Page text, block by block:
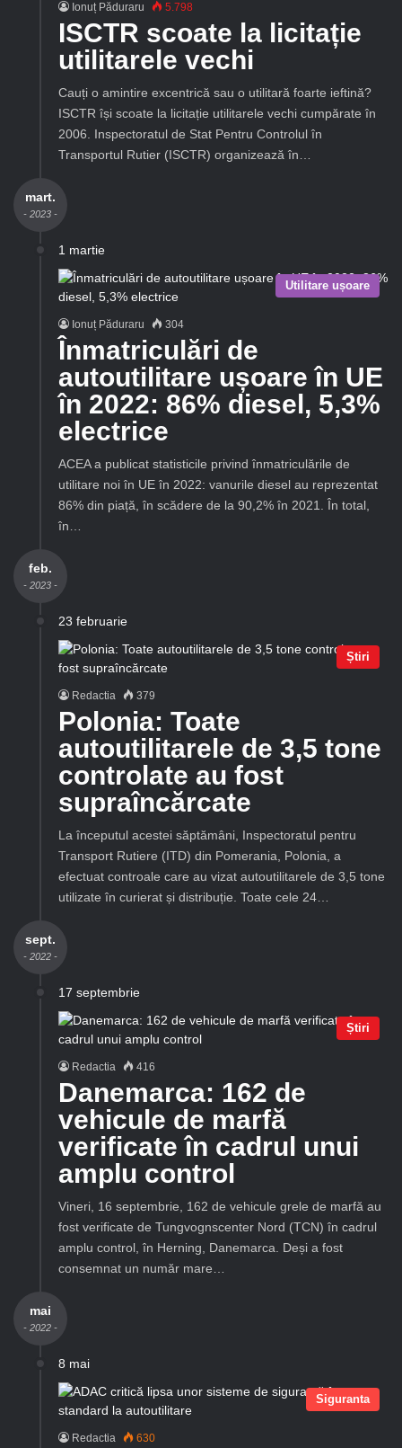
Ionuț Păduraru 5.798
ISCTR scoate la licitație
utilitarele vechi
Cauți o amintire excentrică sau o utilitară foarte ieftină?
ISCTR își scoate la licitație utilitarele vechi cumpărate în
2006. Inspectoratul de Stat Pentru Controlul în
Transportul Rutier (ISCTR) organizează în…
mart.
- 2023 -
1 martie
Utilitare ușoare
Ionuț Păduraru 304
Înmatriculări de
autoutilitare ușoare în UE
în 2022: 86% diesel, 5,3%
electrice
ACEA a publicat statisticile privind înmatriculările de
utilitare noi în UE în 2022: vanurile diesel au reprezentat
86% din piață, în scădere de la 90,2% în 2021. În total,
în…
feb.
- 2023 -
23 februarie
Știri
Redactia 379
Polonia: Toate
autoutilitarele de 3,5 tone
controlate au fost
supraîncărcate
La începutul acestei săptămâni, Inspectoratul pentru
Transport Rutiere (ITD) din Pomerania, Polonia, a
efectuat controale care au vizat autoutilitarele de 3,5 tone
utilizate în curierat și distribuție. Toate cele 24…
sept.
- 2022 -
17 septembrie
Știri
Redactia 416
Danemarca: 162 de
vehicule de marfă
verificate în cadrul unui
amplu control
Vineri, 16 septembrie, 162 de vehicule grele de marfă au
fost verificate de Tungvognscenter Nord (TCN) în cadrul
amplu control, în Herning, Danemarca. Deși a fost
consemnat un număr mare…
mai
- 2022 -
8 mai
Siguranta
Redactia 630